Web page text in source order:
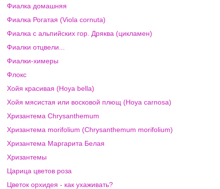
Фиалка домашняя
Фиалка Рогатая (Viola cornuta)
Фиалка с альпийских гор. Дряква (цикламен)
Фиалки отцвели...
Фиалки-химеры
Флокс
Хойя красивая (Hoya bella)
Хойя мясистая или восковой плющ (Hoya carnosa)
Хризантема Chrysanthemum
Хризантема morifolium (Chrysanthemum morifolium)
Хризантема Маргарита Белая
Хризантемы
Царица цветов роза
Цветок орхидея - как ухаживать?